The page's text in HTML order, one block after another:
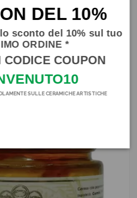
Siciliano in Olio D'oliva, 340 g
28,00 €
DEL 10%
sconto del 10% sul tuo
ORDINE *
COUPON
SULLE CERAMICHE ARTISTICHE